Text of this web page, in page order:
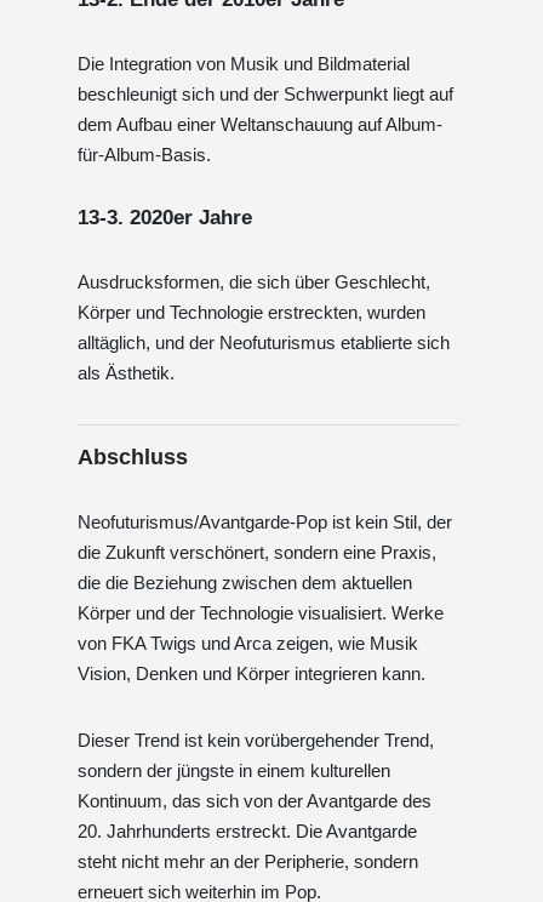
Die Integration von Musik und Bildmaterial
beschleunigt sich und der Schwerpunkt liegt auf
dem Aufbau einer Weltanschauung auf Album-
für-Album-Basis.
13-3. 2020er Jahre
Ausdrucksformen, die sich über Geschlecht,
Körper und Technologie erstreckten, wurden
alltäglich, und der Neofuturismus etablierte sich
als Ästhetik.
Abschluss
Neofuturismus/Avantgarde-Pop ist kein Stil, der
die Zukunft verschönert, sondern eine Praxis,
die die Beziehung zwischen dem aktuellen
Körper und der Technologie visualisiert. Werke
von FKA Twigs und Arca zeigen, wie Musik
Vision, Denken und Körper integrieren kann.
Dieser Trend ist kein vorübergehender Trend,
sondern der jüngste in einem kulturellen
Kontinuum, das sich von der Avantgarde des
20. Jahrhunderts erstreckt. Die Avantgarde
steht nicht mehr an der Peripherie, sondern
erneuert sich weiterhin im Pop.